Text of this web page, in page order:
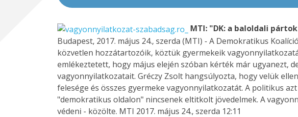
MTI: "DK: a baloldali
Budapest, 2017. május 24., szerda (MTI) - A Demokratikus
közvetlen hozzátartozóik, köztük gyermekeik
emlékeztetett, hogy május elején szóban kérték már ugyanezt,
vagyonnyilatkozatait. Gréczy Zsolt hangsúlyozta, hogy velük
felesége és összes gyermeke vagyonnyilatkozatát. A politikus
"demokratikus oldalon" nincsenek eltitkolt jövedelmek. A
védeni - közölte. MTI 2017. május 24., szerda 12:11